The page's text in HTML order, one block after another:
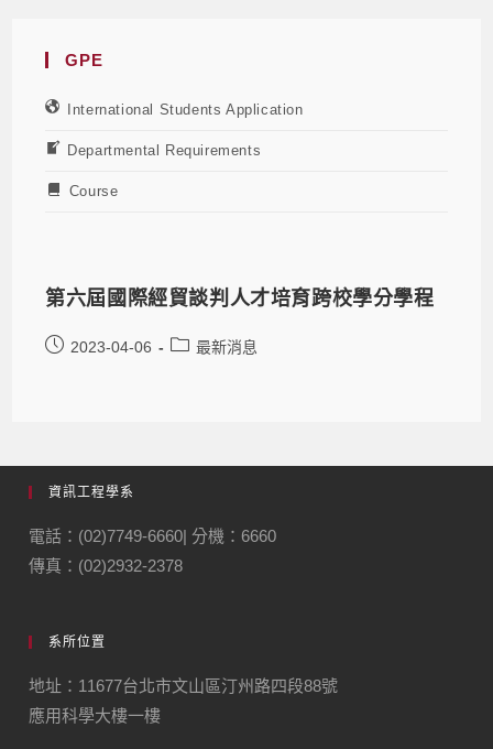
GPE
International Students Application
Departmental Requirements
Course
第六屆國際經貿談判人才培育跨校學分學程
2023-04-06 最新消息
資訊工程學系
電話：(02)7749-6660| 分機：6660
傳真：(02)2932-2378
系所位置
地址：11677台北市文山區汀州路四段88號
應用科學大樓一樓